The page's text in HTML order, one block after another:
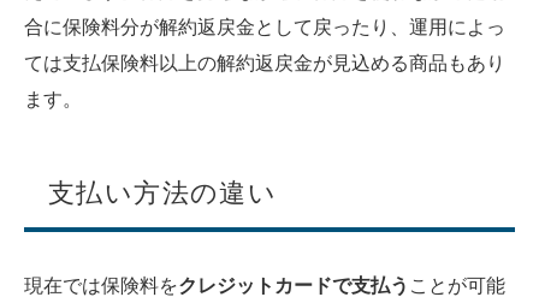
合に保険料分が解約返戻金として戻ったり、運用によっ
ては支払保険料以上の解約返戻金が見込める商品もあり
ます。
支払い方法の違い
現在では保険料をクレジットカードで支払う ことが可能